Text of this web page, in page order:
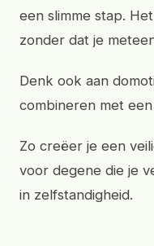
een slimme stap.
zonder dat je
Denk ook aan
combineren met
Zo creëer je een
voor degene die je
in zelfstandigheid.